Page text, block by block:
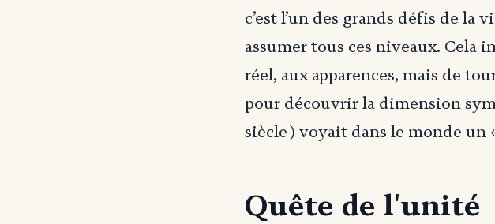
c’est l’un des grands défis de la
assumer tous ces niveaux. Cela
réel, aux apparences, mais de
pour découvrir la dimension
siècle) voyait dans le monde un
Quête de l'unité